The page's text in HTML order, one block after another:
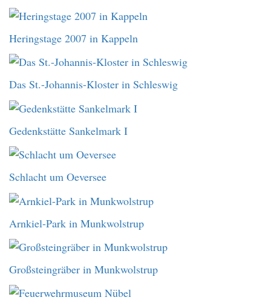
Heringstage 2007 in Kappeln
Das St.-Johannis-Kloster in Schleswig
Gedenkstätte Sankelmark I
Schlacht um Oeversee
Arnkiel-Park in Munkwolstrup
Großsteingräber in Munkwolstrup